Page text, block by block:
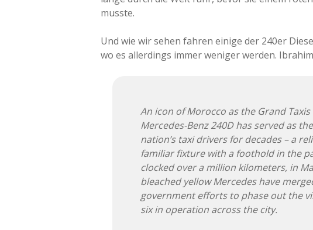
musste.
Und wie wir sehen fahren einige der 240er
wo es allerdings immer weniger werden.
An icon of Morocco as the Grand
Mercedes-Benz 240D has served as
nation’s taxi drivers for decades – a
familiar fixture with a foothold in the
clocked over a million kilometers, in
bleached yellow Mercedes have
government efforts to phase out the
six in operation across the city.